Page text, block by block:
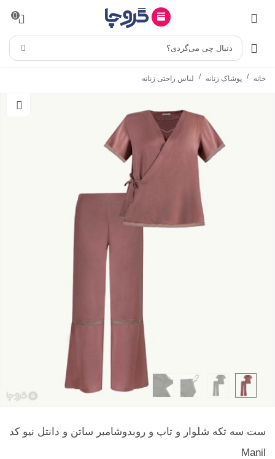
0
دنبال چی می‌گردی؟
خانه / پوشاک زنانه / لباس راحتی زنانه
ست سه تکه شلوار و تاپ و روبدوشامبر ساتن و دانتل نیو کد
Manil